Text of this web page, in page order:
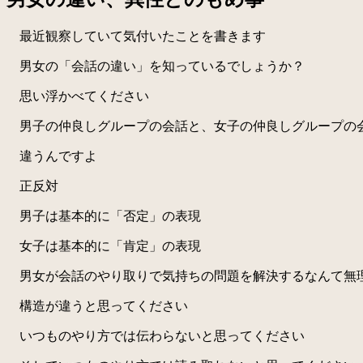
最近観察していて気付いたことを書きます
男女の「会話の違い」を知っているでしょうか？
思い浮かべてください
男子の仲良しグループの会話と、女子の仲良しグループの
違うんですよ
正反対
男子は基本的に「否定」の表現
女子は基本的に「肯定」の表現
男女が会話のやり取りで気持ちの問題を解決するなんて無
構造が違うと思ってください
いつものやり方では伝わらないと思ってください